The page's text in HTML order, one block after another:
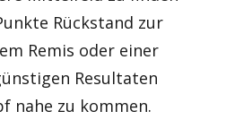
Rückstand zur
Remis oder einer
Resultaten
nahe zu kommen.